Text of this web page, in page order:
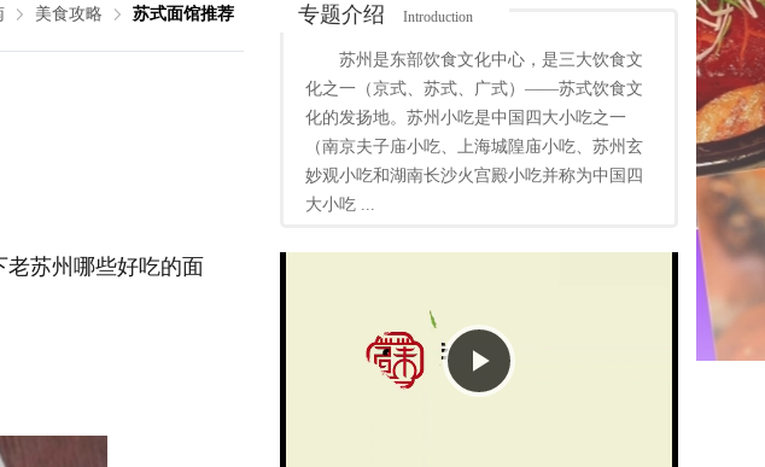
美食攻略 苏式面馆推荐
苏州哪些好吃的面
专题介绍 Introduction
苏州是东部饮食文化中心，是三大饮食文
化之一（京式、苏式、广式）——苏式饮食文
化的发扬地。苏州小吃是中国四大小吃之一
（南京夫子庙小吃、上海城隍庙小吃、苏州玄
妙观小吃和湖南长沙火宫殿小吃并称为中国四
大小吃 ...
Play